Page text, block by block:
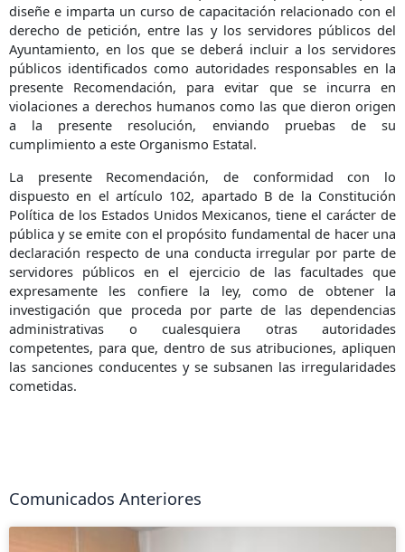
diseñe e imparta un curso de capacitación relacionado con el
derecho de petición, entre las y los servidores públicos del
Ayuntamiento, en los que se deberá incluir a los servidores
públicos identificados como autoridades responsables en la
presente Recomendación, para evitar que se incurra en
violaciones a derechos humanos como las que dieron origen
a la presente resolución, enviando pruebas de su
cumplimiento a este Organismo Estatal.
La presente Recomendación, de conformidad con lo
dispuesto en el artículo 102, apartado B de la Constitución
Política de los Estados Unidos Mexicanos, tiene el carácter de
pública y se emite con el propósito fundamental de hacer una
declaración respecto de una conducta irregular por parte de
servidores públicos en el ejercicio de las facultades que
expresamente les confiere la ley, como de obtener la
investigación que proceda por parte de las dependencias
administrativas o cualesquiera otras autoridades
competentes, para que, dentro de sus atribuciones, apliquen
las sanciones conducentes y se subsanen las irregularidades
cometidas.
Comunicados Anteriores